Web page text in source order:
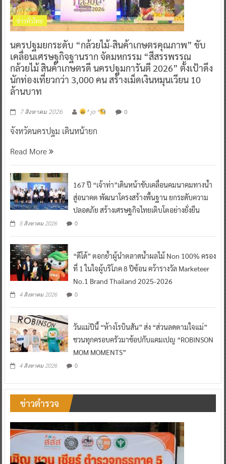
ข่าวทั่วไทย
นครปฐมยกระดับ “กล้วยไม้-สินค้าเกษตรคุณภาพ” ขับ
เคลื่อนเศรษฐกิจฐานราก จัดมหกรรม “สีสรรพรรณ
กล้วยไม้ สินค้าเกษตรดี นครปฐมการันตี 2026” ตั้งเป้าดึง
นักท่องเที่ยวกว่า 3,000 คน สร้างเม็ดเงินหมุนเวียน 10
ล้านบาท
7 สิงหาคม 2026 ^ jo ^ 0
จังหวัดนครปฐม เดินหน้ายก
Read More
167 ปี “เจ้าท่า”เดินหน้าขับเคลื่อนคมนาคมทางน้ำ
สู่อนาคต พัฒนาโครงสร้างพื้นฐาน ยกระดับความ
ปลอดภัย สร้างเศรษฐกิจไทยเติบโตอย่างยั่งยืน
5 สิงหาคม 2026 0
“ดีโด้” ตอกย้ำผู้นำตลาดน้ำผลไม้ Non 100% ครอง
ที่ 1 ในใจผู้บริโภค 8 ปีซ้อน คว้ารางวัล Marketeer
No.1 Brand Thailand 2025-2026
4 สิงหาคม 2026 0
วันแม่ปีนี้ “ห้างโรบินสัน” ส่ง “ส่วนลดตามใจแม่”
ชวนทุกครอบครัวมาช้อปกับแคมเปญ “ROBINSON
MOM MOMENTS”
4 สิงหาคม 2026 0
ข่าวตำรวจ